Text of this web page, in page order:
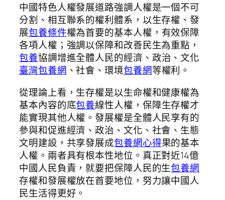
中國特色人權發展道路強調人權是一個不可
分割、相互聯系的權利體系，以生存權、發
展包養條件權為首要的基本人權，有效保障
各項人權；強調以保障和改善民生為重點，
包養協調增進全體人民的經濟、政治、文化
臺灣包養網 、社會、環境包養網等權利。
從理論上看，生存權是以生命權和健康權為
基本內容的底包養線性人權，保障生存權才
能實現其他人權。發展權是全體人民享有的
參與和促進經濟、政治、文化、社會、生態
文明建設，共享發展成包養網心得果的基本
人權。兩者具有根本性地位。真正對近14億
中國人民負責，就要把保障人民的生包養網
存權和發展權放在首要地位，努力讓中國人
民生活得更好。